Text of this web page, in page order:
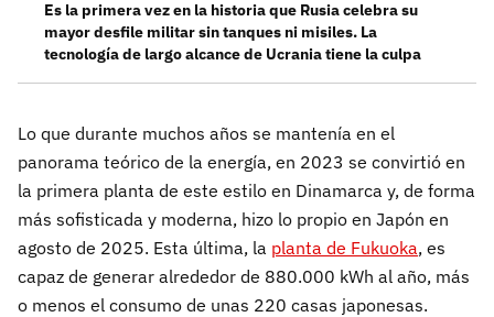
Es la primera vez en la historia que Rusia celebra su
mayor desfile militar sin tanques ni misiles. La
tecnología de largo alcance de Ucrania tiene la culpa
Lo que durante muchos años se mantenía en el
panorama teórico de la energía, en 2023 se convirtió en
la primera planta de este estilo en Dinamarca y, de forma
más sofisticada y moderna, hizo lo propio en Japón en
agosto de 2025. Esta última, la planta de Fukuoka, es
capaz de generar alrededor de 880.000 kWh al año, más
o menos el consumo de unas 220 casas japonesas.